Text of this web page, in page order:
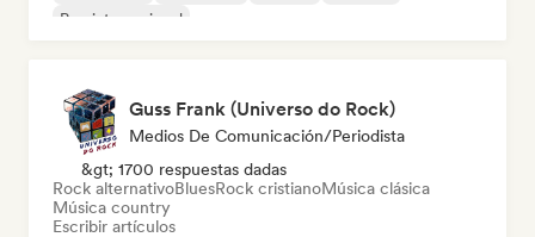
Pop internacional
Guss Frank (Universo do Rock)
Medios De Comunicación/Periodista
&gt; 1700 respuestas dadas
Rock alternativoBluesRock cristianoMúsica clásica
Música country
Escribir artículos